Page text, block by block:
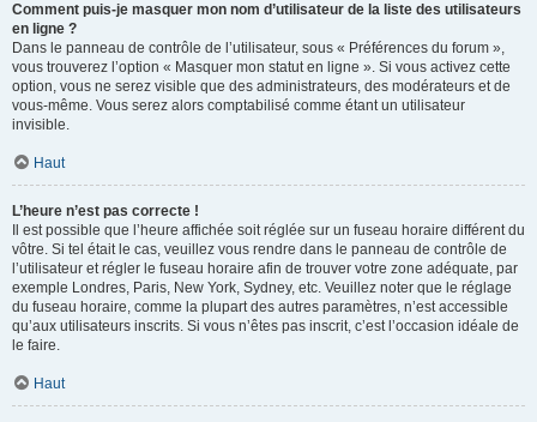
Comment puis-je masquer mon nom d’utilisateur de la liste des utilisateurs
en ligne ?
Dans le panneau de contrôle de l’utilisateur, sous « Préférences du forum »,
vous trouverez l’option « Masquer mon statut en ligne ». Si vous activez cette
option, vous ne serez visible que des administrateurs, des modérateurs et de
vous-même. Vous serez alors comptabilisé comme étant un utilisateur
invisible.
Haut
L’heure n’est pas correcte !
Il est possible que l’heure affichée soit réglée sur un fuseau horaire différent du
vôtre. Si tel était le cas, veuillez vous rendre dans le panneau de contrôle de
l’utilisateur et régler le fuseau horaire afin de trouver votre zone adéquate, par
exemple Londres, Paris, New York, Sydney, etc. Veuillez noter que le réglage
du fuseau horaire, comme la plupart des autres paramètres, n’est accessible
qu’aux utilisateurs inscrits. Si vous n’êtes pas inscrit, c’est l’occasion idéale de
le faire.
Haut